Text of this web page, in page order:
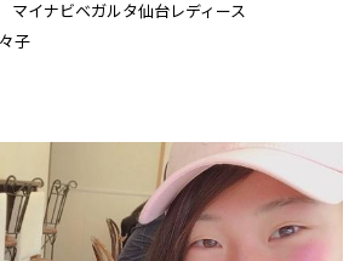
マイナビベガルタ仙台レディース
子